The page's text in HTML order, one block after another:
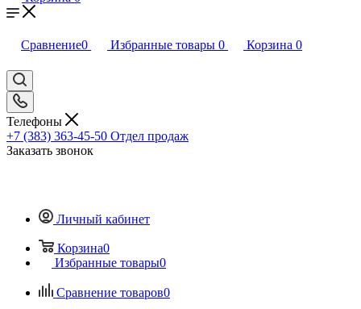
Сравнение0 Избранные товары 0 Корзина 0
Телефоны
+7 (383) 363-45-50 Отдел продаж
Заказать звонок
Личный кабинет
Корзина0
Избранные товары0
Сравнение товаров0